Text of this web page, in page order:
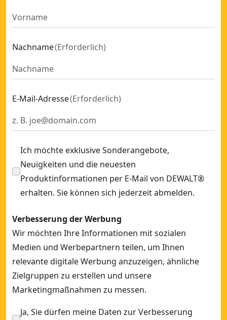
Nachname(Erforderlich)
E-Mail-Adresse(Erforderlich)
Ich möchte exklusive Sonderangebote,
Neuigkeiten und die neuesten
Produktinformationen per E-Mail von DEWALT®
erhalten. Sie können sich jederzeit abmelden.
Verbesserung der Werbung
Wir möchten Ihre Informationen mit sozialen
Medien und Werbepartnern teilen, um Ihnen
relevante digitale Werbung anzuzeigen, ähnliche
Zielgruppen zu erstellen und unsere
Marketingmaßnahmen zu messen.
Ja, Sie dürfen meine Daten zur Verbesserung